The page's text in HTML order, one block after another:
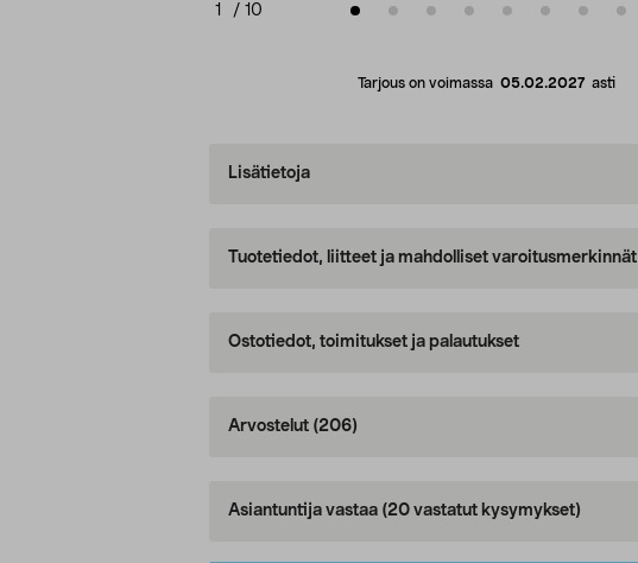
1 / 10
Tarjous on voimassa 05.02.2027asti
Lisätietoja
Tuotetiedot, liitteet ja mahdolliset varoitusmerkinnät
Ostotiedot, toimitukset ja palautukset
Arvostelut (206)
Asiantuntija vastaa (20 vastatut kysymykset)